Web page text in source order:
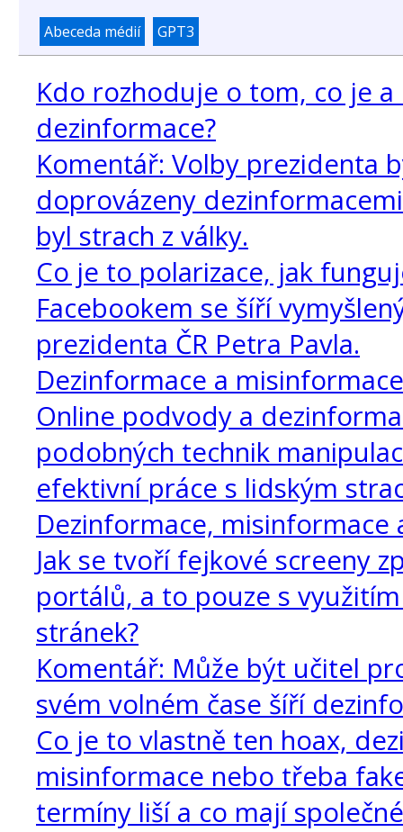
Abeceda médií GPT3
Kdo rozhoduje o tom, co je a
dezinformace?
Komentář: Volby prezidenta
doprovázeny
byl strach z války.
Co je to polarizace, jak
Facebookem se šíří
prezidenta ČR Petra Pavla.
Dezinformace a
Online podvody a
podobných technik
efektivní práce s lidským
Dezinformace, misinformace
Jak se tvoří fejkové screeny
portálů, a to pouze s
stránek?
Komentář: Může být učitel
svém volném čase šíří
Co je to vlastně ten hoax,
misinformace nebo třeba
termíny liší a co mají